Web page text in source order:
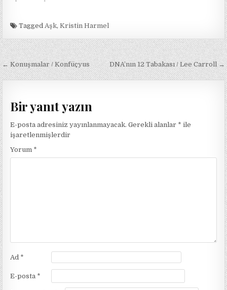
TaggedAşk,Kristin Harmel
Yazı
gezinmesi
← Konuşmalar / Konfüçyus DNA’nın 12 Tabakası / Lee Carroll →
Bir yanıt yazın
E-posta adresiniz yayınlanmayacak. Gerekli alanlar * ile
işaretlenmişlerdir
Yorum *
Ad *
E-posta *